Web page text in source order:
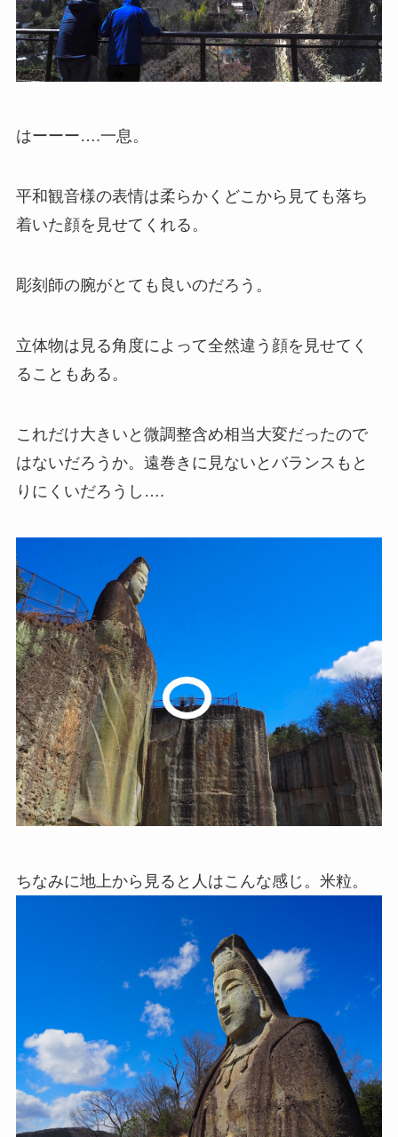
はーーー….一息。
平和観音様の表情は柔らかくどこから見ても落ち
着いた顔を見せてくれる。
彫刻師の腕がとても良いのだろう。
立体物は見る角度によって全然違う顔を見せてく
ることもある。
これだけ大きいと微調整含め相当大変だったので
はないだろうか。遠巻きに見ないとバランスもと
りにくいだろうし….
ちなみに地上から見ると人はこんな感じ。米粒。